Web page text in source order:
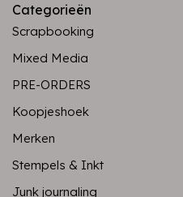
Categorieën
Scrapbooking
Mixed Media
PRE-ORDERS
Koopjeshoek
Merken
Stempels & Inkt
Junk journaling